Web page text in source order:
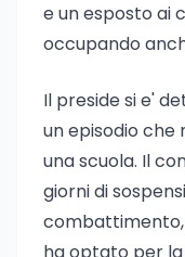
e un esposto ai
occupando
Il preside si e'
un episodio che
una scuola. Il
giorni di